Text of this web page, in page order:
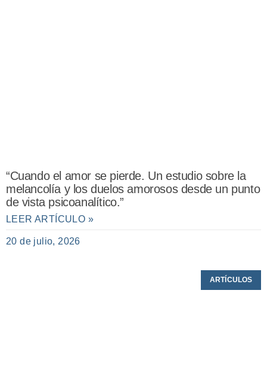
“Cuando el amor se pierde. Un estudio sobre la
melancolía y los duelos amorosos desde un punto
de vista psicoanalítico.”
LEER ARTÍCULO »
20 de julio, 2026
ARTÍCULOS